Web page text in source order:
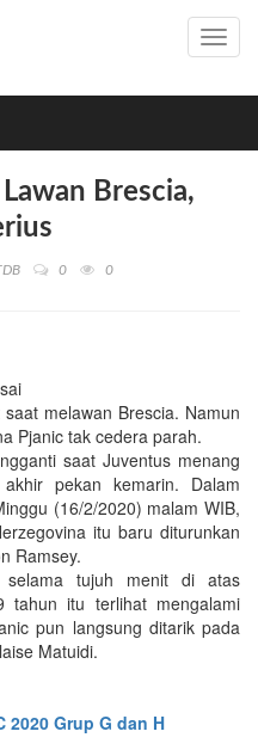
Brescia,
0 0
melawan Brescia. Namun
Pjanic tak cedera parah.
saat Juventus menang
pekan kemarin. Dalam
(16/2/2020) malam WIB,
itu baru diturunkan
Ramsey.
selama tujuh menit di atas
tahun itu terlihat mengalami
pun langsung ditarik pada
Matuidi.
2020 Grup G dan H